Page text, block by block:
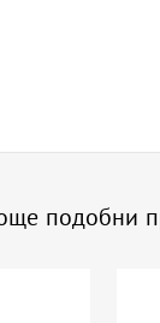
подобни